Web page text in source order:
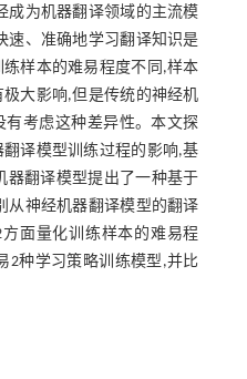
成为机器翻译领域的主流模
速、准确地学习翻译知识是
样本的难易程度不同,样本
大影响,但是传统的神经机
考虑这种差异性。本文探
译模型训练过程的影响,基
翻译模型提出了一种基于
从神经机器翻译模型的翻译
面量化训练样本的难易程
2种学习策略训练模型,并比